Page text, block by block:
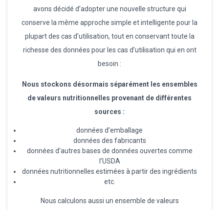
avons décidé d’adopter une nouvelle structure qui
conserve la même approche simple et intelligente pour la
plupart des cas d’utilisation, tout en conservant toute la
richesse des données pour les cas d’utilisation qui en ont
besoin :
Nous stockons désormais séparément les ensembles
de valeurs nutritionnelles provenant de différentes
sources :
données d’emballage
données des fabricants
données d’autres bases de données ouvertes comme
l’USDA
données nutritionnelles estimées à partir des ingrédients
etc.
Nous calculons aussi un ensemble de valeurs